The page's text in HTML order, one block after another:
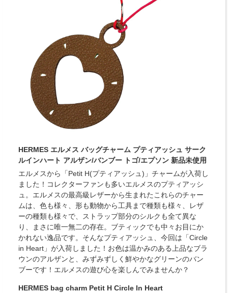
HERMES エルメス バッグチャーム プティアッシュ サーク
ルインハート アルザン/バンブー トゴ/エプソン 新品未使用
エルメスから「Petit H(プティアッシュ)」チャームが入荷し
ました！コレクターファンも多いエルメスのプティアッシ
ュ。エルメスの最高級レザーから生まれたこれらのチャー
ムは、色も様々、形も動物から工具まで種類も様々、レザ
ーの種類も様々で、ストラップ部分のシルクも全て異な
り、まさに唯一無二の存在。ブティックでも中々お目にか
かれない逸品です。そんなプティアッシュ、今回は「Circle
in Heart」が入荷しました！お色は温かみのある上品なブラ
ウンのアルザンと、みずみずしく鮮やかなグリーンのバン
ブーです！エルメスの遊び心を楽しんでみませんか？
HERMES bag charm Petit H Circle In Heart